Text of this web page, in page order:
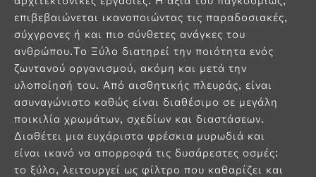
επιβεβαιώνεται ικανοποιώντας τις παραδοσιακές,
σύχγρονες ή και πιο σύνθετες ανάγκες του
ανθρώπου.Το Ξύλο διατηρεί την ποιότητα ενός
ζωντανού οργανισμού, ακόμη και μετά την
υλοποίησή του. Από αισθητικής πλευράς, είναι
ασυναγώνιστο καθώς είναι διαθέσιμο σε μεγάλη
ποικιλία χρωμάτων, σχεδίων και διαστάσεων.
Διαθέτει μια ευχάριστα φρέσκια μυρωδιά και
είναι ικανό να απορροφά τις δυσάρεστες οσμές:
το ξύλο, λειτουργεί ως φίλτρο που καθαρίζει και